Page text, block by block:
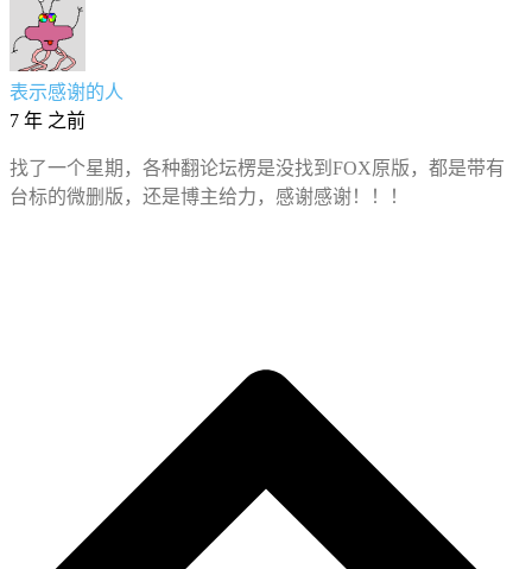
表示感谢的人
7 年 之前
找了一个星期，各种翻论坛楞是没找到FOX原版，都是带有
台标的微删版，还是博主给力，感谢感谢！！！